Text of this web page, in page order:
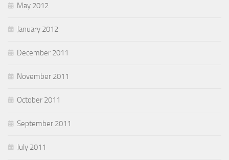
May 2012
January 2012
December 2011
November 2011
October 2011
September 2011
July 2011